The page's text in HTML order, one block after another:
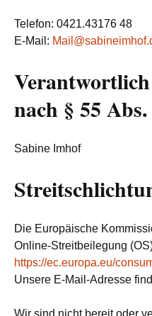
Telefon: 0421.43176 48
E-Mail:
nach § 55
Sabine Imhof
Die Europäische
Online-Streitbeilegung
https://ec.europa.eu/
Unsere E-Mail-Adresse
Wir sind nicht bereit oder